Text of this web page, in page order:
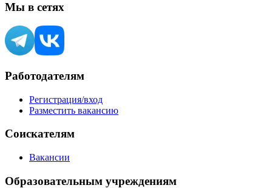
Мы в сетях
Работодателям
Регистрация/вход
Разместить вакансию
Соискателям
Вакансии
Образовательным учреждениям